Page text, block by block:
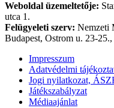
Weboldal üzemeltetője:
utca 1.
Felügyeleti szerv: Nemzeti
Budapest, Ostrom u. 23-
Impresszum
Adatvédelmi
Jogi nyilatkozat,
Játékszabályzat
Médiaajánlat